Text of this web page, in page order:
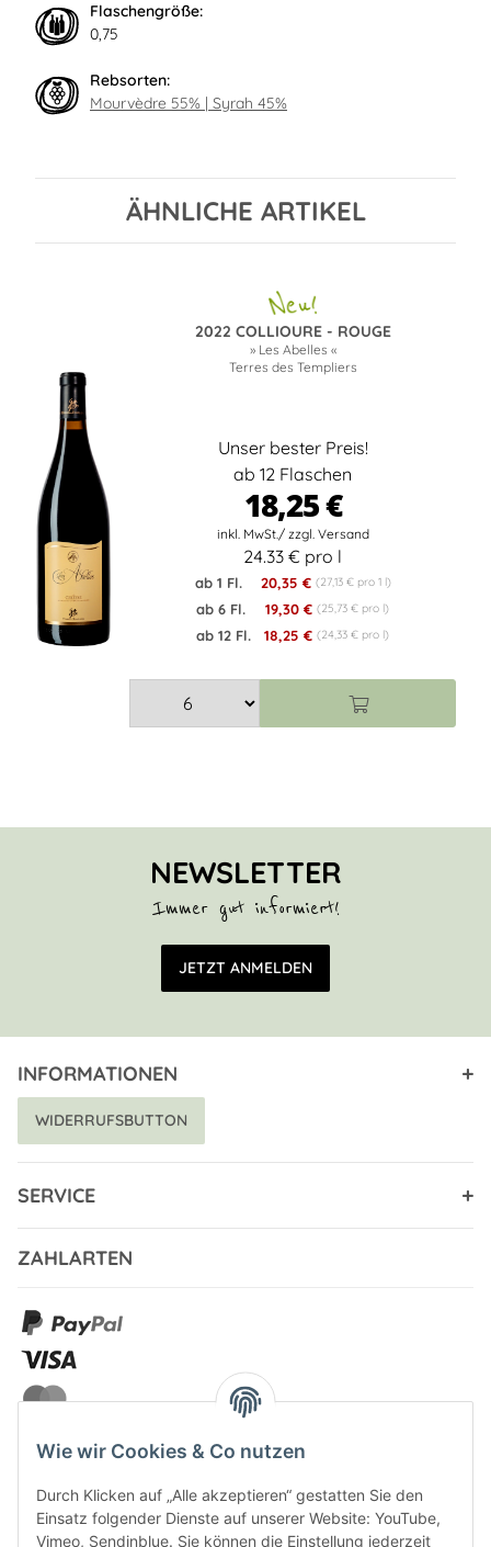
Flaschengröße:
0,75
Rebsorten:
Mourvèdre 55% | Syrah 45%
ÄHNLICHE ARTIKEL
2022 COLLIOURE - ROUGE
» Les Abelles «
Terres des Templiers
Unser bester Preis!
ab 12 Flaschen
18,25 €
24.33 € pro l
ab 1 Fl. 20,35 € (27,13 € pro 1 l)
ab 6 Fl. 19,30 € (25,73 € pro l)
ab 12 Fl. 18,25 € (24,33 € pro l)
NEWSLETTER
Immer gut informiert!
E-Mail Adresse
JETZT ANMELDEN
INFORMATIONEN
WIDERRUFSBUTTON
SERVICE
ZAHLARTEN
VERSANDARTEN
Wie wir Cookies & Co nutzen
Durch Klicken auf „Alle akzeptieren“ gestatten Sie den
Einsatz folgender Dienste auf unserer Website: YouTube,
Vimeo, Sendinblue. Sie können die Einstellung jederzeit